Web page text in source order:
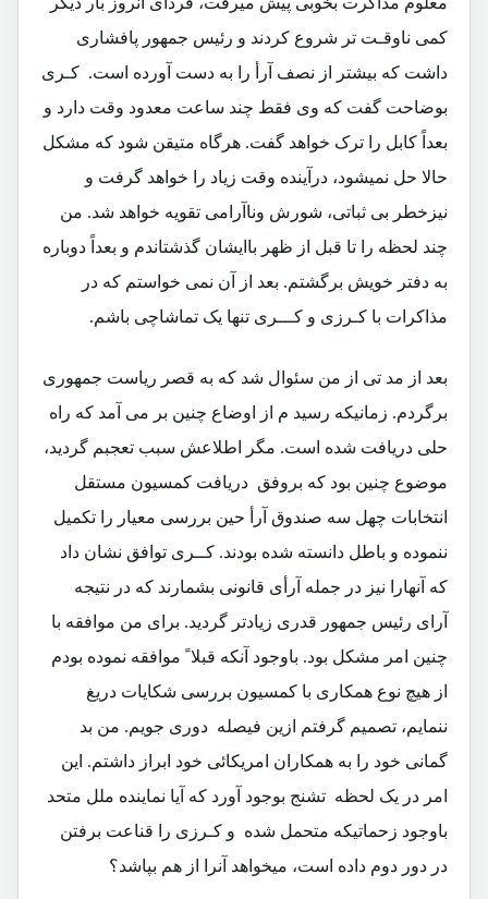
کمی ناوقـت تر شروع کردند و رئیس جمهور پافشاری
داشت که بیشتر از نصف آرأ را به دست آورده است. کـری
بوضاحت گفت که وی فقط چند ساعت معدود وقت دارد و
بعداً کابل را ترک خواهد گفت. هرگاه متیقن شود که مشکل
حالا حل نمیشود، درآینده وقت زیاد را خواهد گرفت و
نیزخطر بی ثباتی، شورش وناآرامی تقویه خواهد شد. من
چند لحظه را تا قبل از ظهر باایشان گذشتاندم و بعداً دوباره
به دفتر خویش برگشتم. بعد از آن نمی خواستم که در
مذاکرات با کـرزی و کـــری تنها یک تماشاچی باشم.
بعد از مد تی از من سئوال شد که به قصر ریاست جمهوری
برگردم. زمانیکه رسید م از اوضاع چنین بر می آمد که راه
حلی دریافت شده است. مگر اطلاعش سبب تعجبم گردید،
موضوع چنین بود که بروفق دریافت کمسیون مستقل
انتخابات چهل سه صندوق آرأ حین بررسی معیار را تکمیل
ننموده و باطل دانسته شده بودند. کــری توافق نشان داد
که آنهارا نیز در جمله آرأی قانونی بشمارند که در نتیجه
آرای رئیس جمهور قدری زیادتر گردید. برای من موافقه با
چنین امر مشکل بود. باوجود آنکه قبلا ً موافقه نموده بودم
از هیچ نوع همکاری با کمسیون بررسی شکایات دریغ
ننمایم، تصمیم گرفتم ازین فیصله دوری جویم. من بد
گمانی خود را به همکاران امریکائی خود ابراز داشتم. این
امر در یک لحظه تشنج بوجود آورد که آیا نماینده ملل متحد
باوجود زحماتیکه متحمل شده و کـرزی را قناعت برفتن
در دور دوم داده است، میخواهد آنرا از هم بپاشد؟